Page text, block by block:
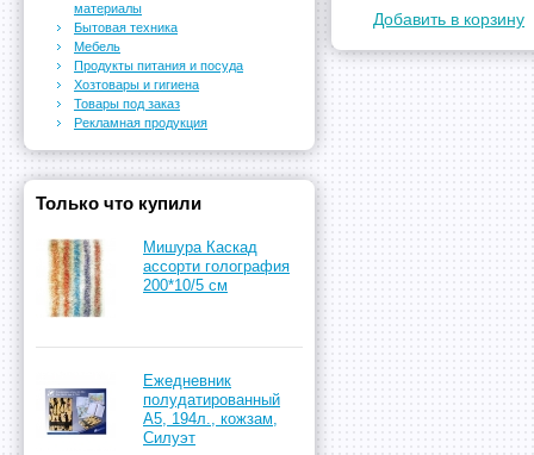
Добавить в корзину
материалы
Бытовая техника
Мебель
Продукты питания и посуда
Хозтовары и гигиена
Товары под заказ
Рекламная продукция
Только что купили
Мишура Каскад
ассорти голография
200*10/5 см
Ежедневник
полудатированный
А5, 194л., кожзам,
Силуэт